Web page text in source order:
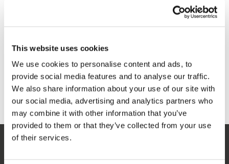
This website uses cookies
We use cookies to personalise content and ads, to
provide social media features and to analyse our traffic.
We also share information about your use of our site with
our social media, advertising and analytics partners who
may combine it with other information that you’ve
provided to them or that they’ve collected from your use
of their services.
COMPRAR?
Aprende a elegir el chaleco salvavidas ideal
para tus aventuras acuáticas. Consejos útiles
de Jobe Watersports.
12 julio 2023
SERVICIO